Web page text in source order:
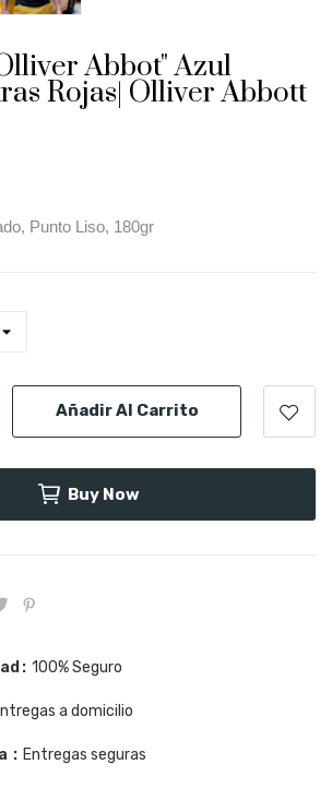
Abbot" Azul
Rojas| Olliver Abbott
Punto Liso, 180gr
Añadir Al Carrito
Buy Now
100% Seguro
a domicilio
Entregas seguras